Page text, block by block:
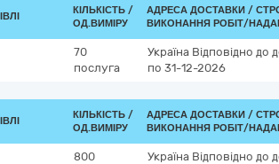
КІЛЬКІСТЬ /
ОД.ВИМІРУ
АДРЕСА ДОСТАВКИ /
ВИКОНАННЯ РОБІТ/
70
послуга
Україна Відповідно до
по 31-12-2026
КІЛЬКІСТЬ /
ОД.ВИМІРУ
АДРЕСА ДОСТАВКИ /
ВИКОНАННЯ РОБІТ/
800
Україна Відповідно до